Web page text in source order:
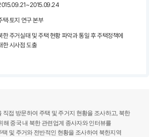
택·토지 연구 본부
한 주거실태 및 주택 현황 파악과 통일 후 주택정책에
한 시사점 도출
직접 방문하여 주택 및 주거지 현황을 조사하고, 북한
해 중국 내 북한 관련업계 종사자와 인터뷰를
택 및 주거와 전반적인 현황을 조사하여 북한지역